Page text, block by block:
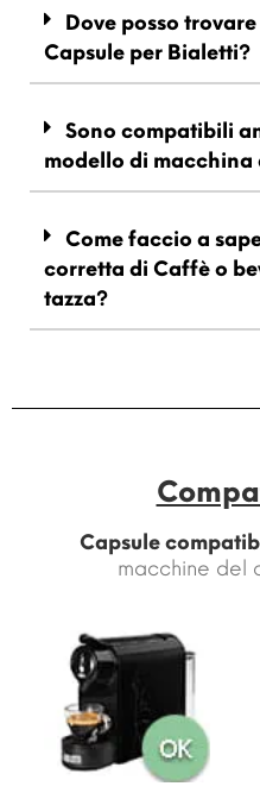
Dove posso
Capsule per Bialetti?
Sono compatibili
modello di
Come faccio a
corretta di Caffè o
tazza?
Capsule
macchine del